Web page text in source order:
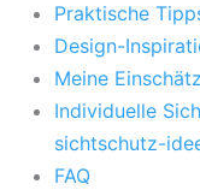
Praktische
Design-
Meine
Individuelle
sichtschutz-
FAQ